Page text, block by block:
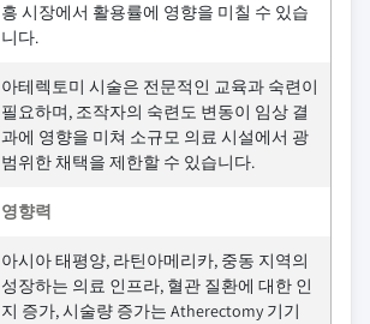
흥 시장에서 활용률에 영향을 미칠 수 있습
니다.
아테렉토미 시술은 전문적인 교육과 숙련이
필요하며, 조작자의 숙련도 변동이 임상 결
과에 영향을 미쳐 소규모 의료 시설에서 광
범위한 채택을 제한할 수 있습니다.
영향력
아시아 태평양, 라틴아메리카, 중동 지역의
성장하는 의료 인프라, 혈관 질환에 대한 인
지 증가, 시술량 증가는 Atherectomy 기기